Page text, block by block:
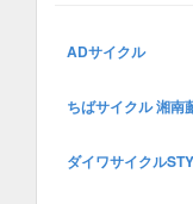
ADサイクル
ちばサイクル 湘南
ダイワサイクル